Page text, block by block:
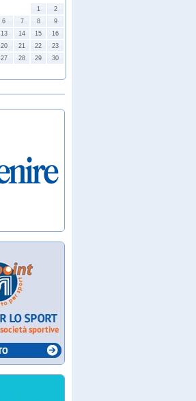
1
2
6 7 8
9
13 14 15
16
20 21 22
23
27 28 29
30